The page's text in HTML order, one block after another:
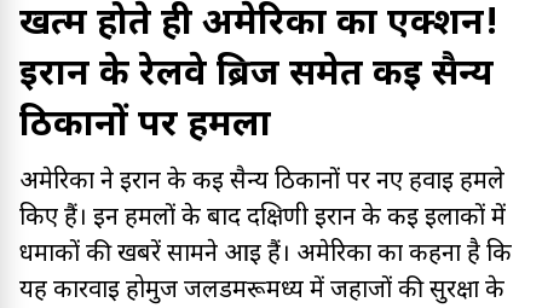
खत्म होते ही अमेरिका का एक्शन!
ईरान के रेलवे ब्रिज समेत कई सैन्य
ठिकानों पर हमला
अमेरिका ने ईरान के कई सैन्य ठिकानों पर नए हवाई हमले
किए हैं। इन हमलों के बाद दक्षिणी ईरान के कई इलाकों में
धमाकों की खबरें सामने आई हैं। अमेरिका का कहना है कि
यह कार्रवाई होर्मुज जलडमरूमध्य में जहाजों की सुरक्षा के